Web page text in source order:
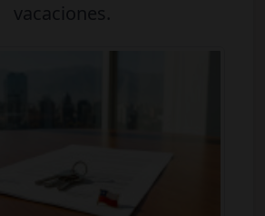
vacaciones.